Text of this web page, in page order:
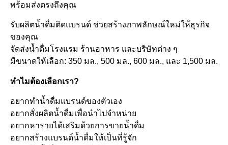
พร้อมส่งตรงถึงคุณ
รับผลิตน้ำดื่มติดแบรนด์ ช่วยสร้างภาพลักษณ์ใหม่ให้ธุรกิจ
ของคุณ
จัดส่งน้ำดื่มโรงแรม ร้านอาหาร และบริษัทต่าง ๆ
มีขนาดให้เลือก: 350 มล., 500 มล., 600 มล., และ 1,500 มล.
ทำไมต้องเลือกเรา?
อยากทำน้ำดื่มแบรนด์ของตัวเอง
อยากสั่งผลิตน้ำดื่มเพื่อนำไปจำหน่าย
อยากหารายได้เสริมด้วยการขายน้ำดื่ม
อยากสร้างแบรนด์น้ำดื่มให้เป็นที่รู้จัก